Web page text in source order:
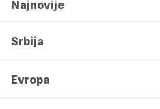
Najnovije
Srbija
Evropa